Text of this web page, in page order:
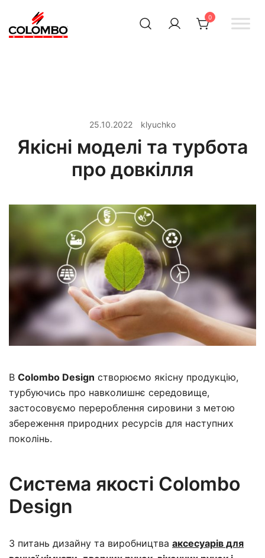
0
25.10.2022 klyuchko
Якісні моделі та турбота
про довкілля
В Colombo Design створюємо якісну продукцію,
турбуючись про навколишнє середовище,
застосовуємо перероблення сировини з метою
збереження природних ресурсів для наступних
поколінь.
Система якості Colombo
Design
З питань дизайну та виробництва аксесуарів для